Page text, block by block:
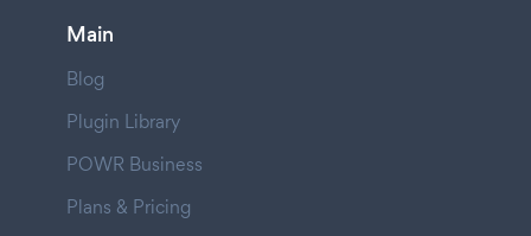
Main
Blog
Plugin Library
POWR Business
Plans & Pricing